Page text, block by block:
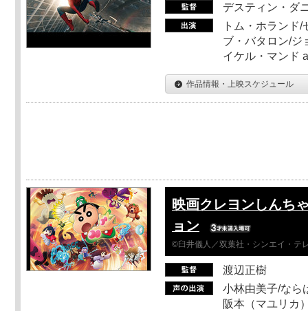
デスティン・ダ
トム・ホランド
ブ・バタロン/ジ
イケル・マンド
作品情報・上映スケジュール
映画クレヨンしんち
ョン
©臼井儀人／双葉社・シンエイ・テ
渡辺正樹
小林由美子/なら
阪本（マユリカ